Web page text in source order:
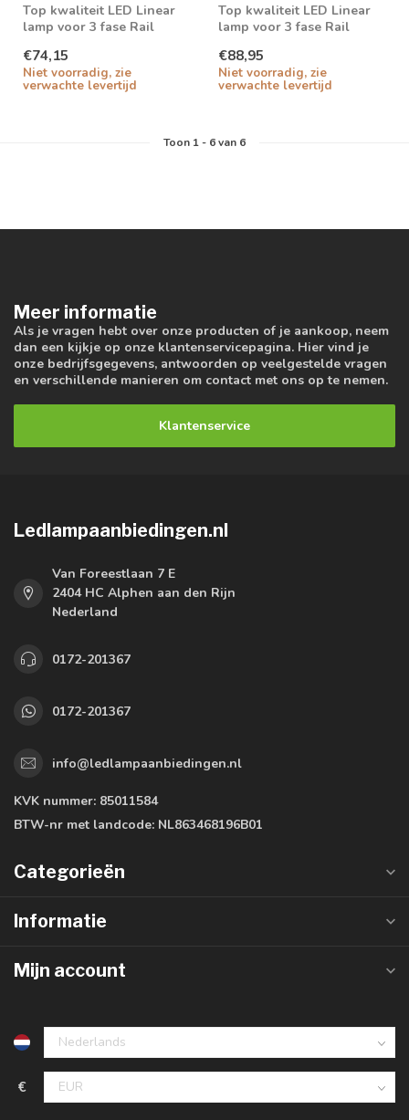
Top kwaliteit LED Linear
lamp voor 3 fase Rail
€74,15
Niet voorradig, zie
verwachte levertijd
Top kwaliteit LED Linear
lamp voor 3 fase Rail
€88,95
Niet voorradig, zie
verwachte levertijd
Toon 1- 6van 6
Meer informatie
Als je vragen hebt over onze producten of je aankoop, neem
dan een kijkje op onze klantenservicepagina. Hier vind je
onze bedrijfsgegevens, antwoorden op veelgestelde vragen
en verschillende manieren om contact met ons op te nemen.
Klantenservice
Ledlampaanbiedingen.nl
Van Foreestlaan 7 E
2404 HC Alphen aan den Rijn
Nederland
0172-201367
0172-201367
info@ledlampaanbiedingen.nl
KVK nummer: 85011584
BTW-nr met landcode: NL863468196B01
Categorieën
Informatie
Mijn account
€